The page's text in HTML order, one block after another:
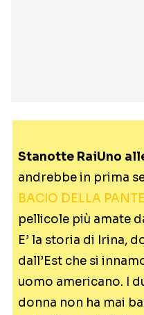
Stanotte RaiUno
andrebbe in prima
BACIO DELLA
pellicole più amate
E’ la storia di Irina,
dall’Est che si
uomo americano. I
donna non ha mai